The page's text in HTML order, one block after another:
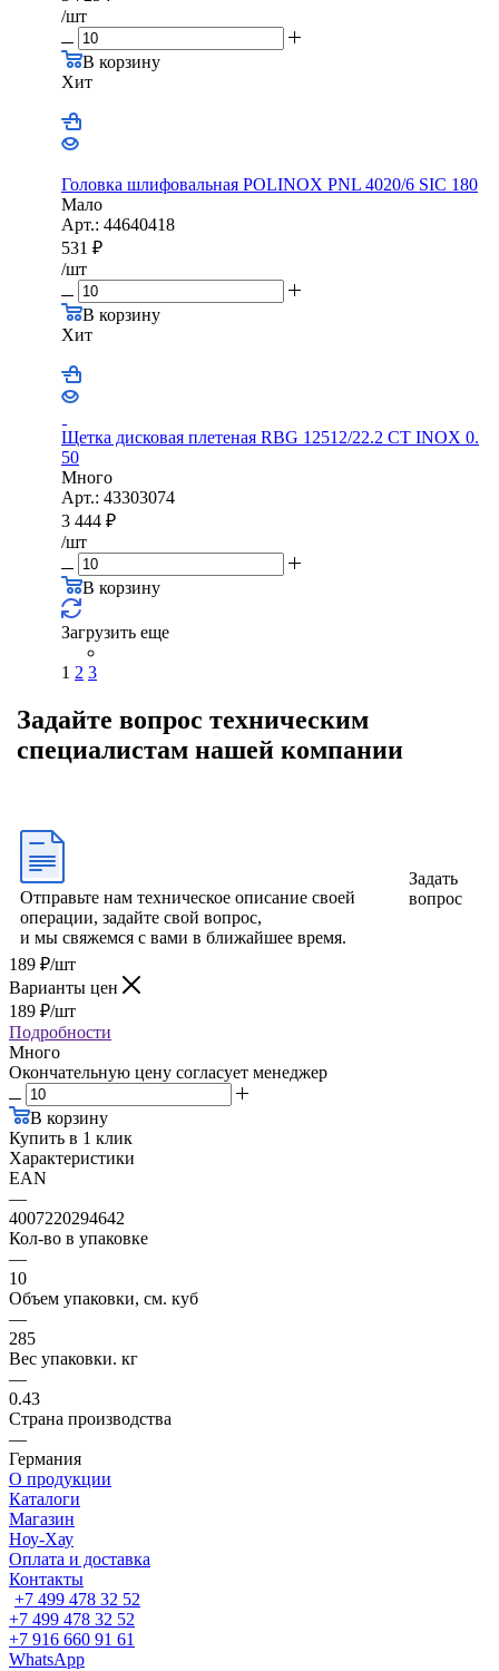
/шт
В корзину
Хит
Головка шлифовальная POLINOX PNL 4020/6 SIC 180
Мало
Арт.: 44640418
531 ₽
/шт
В корзину
Хит
Щетка дисковая плетеная RBG 12512/22.2 CТ INOX 0.
50
Много
Арт.: 43303074
3 444 ₽
/шт
В корзину
Загрузить еще
1 2 3
Задайте вопрос техническим
специалистам нашей компании
Отправьте нам техническое описание своей
операции, задайте свой вопрос,
и мы свяжемся с вами в ближайшее время.
Задать
вопрос
189 ₽/шт
Варианты цен
189 ₽/шт
Подробности
Много
Окончательную цену согласует менеджер
В корзину
Купить в 1 клик
Характеристики
EAN
—
4007220294642
Кол-во в упаковке
—
10
Объем упаковки, см. куб
—
285
Вес упаковки. кг
—
0.43
Страна производства
—
Германия
О продукции
Каталоги
Магазин
Ноу-Хау
Оплата и доставка
Контакты
+7 499 478 32 52
+7 499 478 32 52
+7 916 660 91 61
WhatsApp